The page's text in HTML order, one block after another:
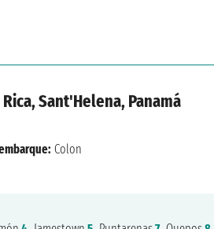
Sant'Helena, Panamá
Colon